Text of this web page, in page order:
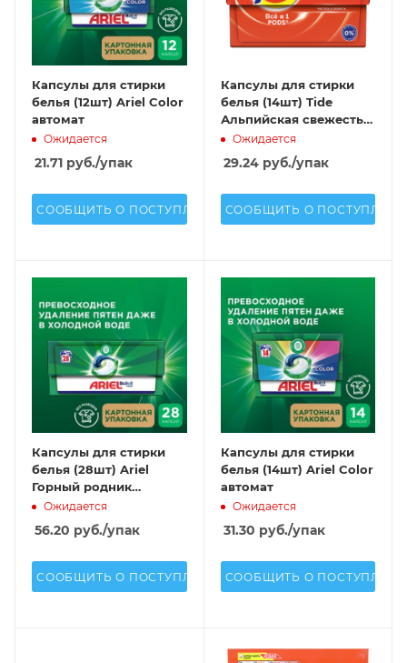
Капсулы для стирки
белья (12шт) Ariel Color
автомат
Ожидается
21.71 руб./упак
СООБЩИТЬ О ПОСТУПЛЕНИИ
Капсулы для стирки
белья (14шт) Tide
Альпийская свежесть
автомат
Ожидается
29.24руб./упак
СООБЩИТЬ О
Капсулы для стирки
белья (28шт) Ariel
Горный родник
автомат
Ожидается
56.20 руб./упак
СООБЩИТЬ О ПОСТУПЛЕНИИ
Капсулы для стирки
белья (14шт) Ariel Color
автомат
Ожидается
31.30 руб./упак
СООБЩИТЬ О